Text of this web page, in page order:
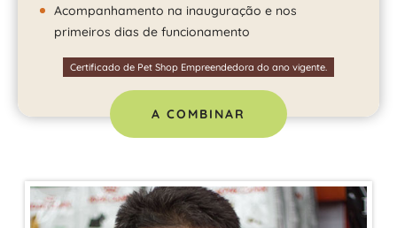
Acompanhamento na inauguração e nos
primeiros dias de funcionamento
Certificado de Pet Shop Empreendedora do ano vigente.
A COMBINAR